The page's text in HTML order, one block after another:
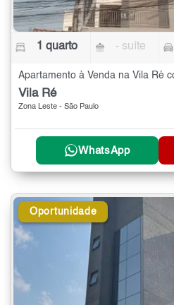
1 quarto - suíte
Apartamento à Venda na Vila Ré
Vila Ré
Zona Leste - São Paulo
WhatsApp
Oportunidade